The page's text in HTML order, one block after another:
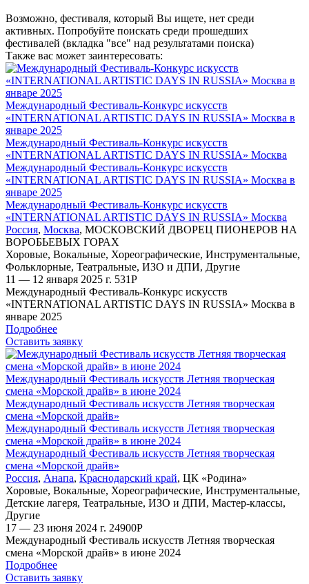
Возможно, фестиваля, который Вы ищете, нет среди
активных. Попробуйте поискать среди прошедших
фестивалей (вкладка "все" над результатами поиска)
Также вас может заинтересовать:
Международный Фестиваль-Конкурс искусств
«INTERNATIONAL ARTISTIC DAYS IN RUSSIA» Москва в
январе 2025
Международный Фестиваль-Конкурс искусств
«INTERNATIONAL ARTISTIC DAYS IN RUSSIA» Москва
Международный Фестиваль-Конкурс искусств
«INTERNATIONAL ARTISTIC DAYS IN RUSSIA» Москва в
январе 2025
Международный Фестиваль-Конкурс искусств
«INTERNATIONAL ARTISTIC DAYS IN RUSSIA» Москва
Россия, Москва, МОСКОВСКИЙ ДВОРЕЦ ПИОНЕРОВ НА
ВОРОБЬЕВЫХ ГОРАХ
Хоровые, Вокальные, Хореографические, Инструментальные,
Фольклорные, Театральные, ИЗО и ДПИ, Другие
11 — 12 января 2025 г. 531Р
Международный Фестиваль-Конкурс искусств
«INTERNATIONAL ARTISTIC DAYS IN RUSSIA» Москва в
январе 2025
Подробнее
Оставить заявку
Международный Фестиваль искусств Летняя творческая
смена «Морской драйв» в июне 2024
Международный Фестиваль искусств Летняя творческая
смена «Морской драйв»
Международный Фестиваль искусств Летняя творческая
смена «Морской драйв» в июне 2024
Международный Фестиваль искусств Летняя творческая
смена «Морской драйв»
Россия, Анапа, Краснодарский край, ЦК «Родина»
Хоровые, Вокальные, Хореографические, Инструментальные,
Детские лагеря, Театральные, ИЗО и ДПИ, Мастер-классы,
Другие
17 — 23 июня 2024 г. 24900Р
Международный Фестиваль искусств Летняя творческая
смена «Морской драйв» в июне 2024
Подробнее
Оставить заявку